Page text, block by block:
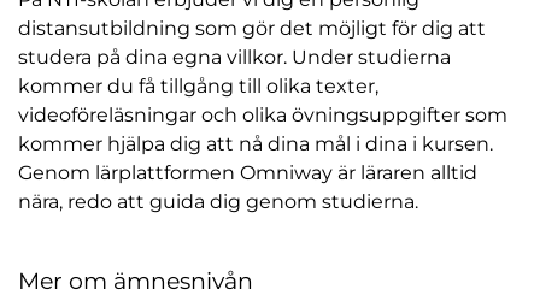
distansutbildning som gör det möjligt för dig att
studera på dina egna villkor. Under studierna
kommer du få tillgång till olika texter,
videoföreläsningar och olika övningsuppgifter som
kommer hjälpa dig att nå dina mål i dina i kursen.
Genom lärplattformen Omniway är läraren alltid
nära, redo att guida dig genom studierna.
Mer om ämnesnivån